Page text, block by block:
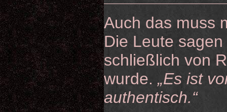
Auch das muss
Die Leute
schließlich von
wurde. „Es ist
authentisch.“